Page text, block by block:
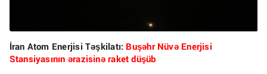
İran Atom Enerjisi Təşkilatı: Buşəhr Nüvə Enerjisi
Stansiyasının ərazisinə raket düşüb